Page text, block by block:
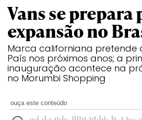
Vans se prepara
expansão no
Marca californiana pretende
País nos próximos anos; a
inauguração acontece na
no Morumbi Shopping
ouça este conteúdo